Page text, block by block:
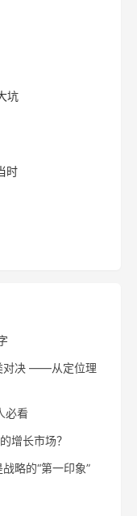
坑
时
对决 ——从定位理
必看
增长市场？
略的“第一印象”